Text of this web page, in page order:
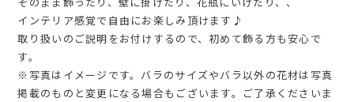
インテリア感覚で自由にお楽しみ頂けます♪
取り扱いのご説明をお付けするので、初めて飾る方も安心で
す。
※写真はイメージです。バラのサイズやバラ以外の花材は写真
掲載のものと変更になる場合もございます。ご了承くださいま